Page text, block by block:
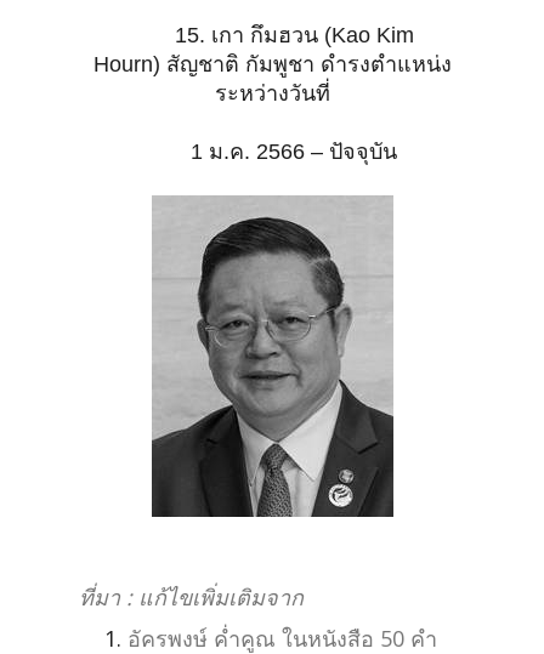
15. เกา กึมฮวน (Kao Kim
Hourn) สัญชาติ กัมพูชา ดำรงตำแหน่ง
ระหว่างวันที่
1 ม.ค. 2566 – ปัจจุบัน
ที่มา : แก้ไขเพิ่มเติมจาก
อัครพงษ์ ค่ำคูณ ในหนังสือ 50 คำ